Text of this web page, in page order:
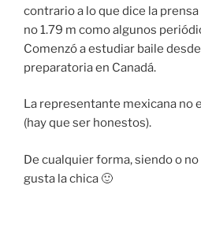
contrario a lo que dice la
no 1.79 m como algunos
Comenzó a estudiar baile
preparatoria en Canadá.
La representante mexicana no
(hay que ser honestos).
De cualquier forma, siendo o
gusta la chica 🙂